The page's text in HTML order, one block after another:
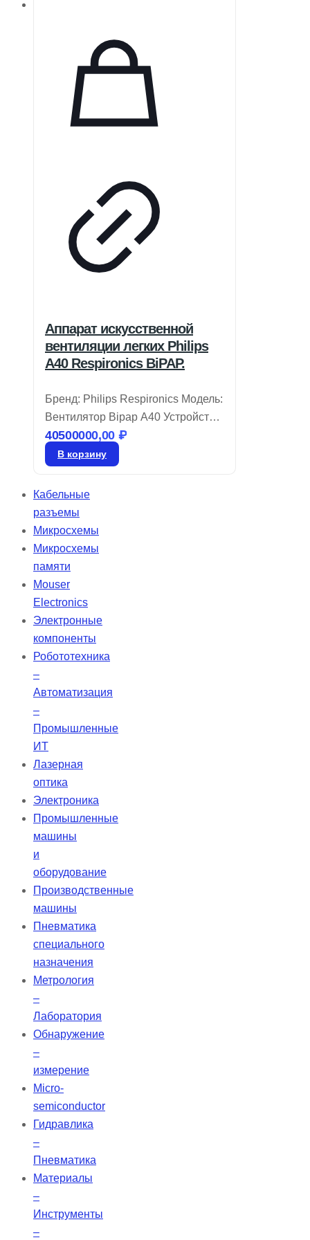
Аппарат искусственной
вентиляции легких Philips
A40 Respironics BiPAP.
Бренд: Philips Respironics Модель:
Вентилятор Bipap A40 Устройство
Philips Respironics BiPAP A40
разработано для удобства в
внедряя передовые технологии,
рекомендаций, а наличие
поддержку и независимость.
40500000,00 ₽
В корзину
Кабельные
разъемы
Микросхемы
Микросхемы
памяти
Mouser
Electronics
Электронные
компоненты
Робототехника
–
Автоматизация
–
Промышленные
ИТ
Лазерная
оптика
Электроника
Промышленные
машины
и
оборудование
Производственные
машины
Пневматика
специального
назначения
Метрология
–
Лаборатория
Обнаружение
–
измерение
Micro-
semiconductor
Гидравлика
–
Пневматика
Материалы
–
Инструменты
–